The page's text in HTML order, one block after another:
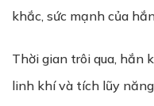
khắc, sức mạnh của
Thời gian trôi qua, hắn
linh khí và tích lũy